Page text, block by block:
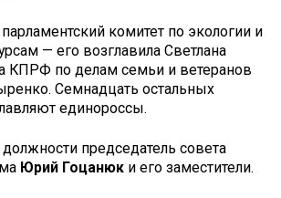
комитет по экологии и
— его возглавила Светлана
КПРФ по делам семьи и ветеранов
Семнадцать остальных
единороссы.
председатель совета
Юрий Гоцанюк и его заместители.